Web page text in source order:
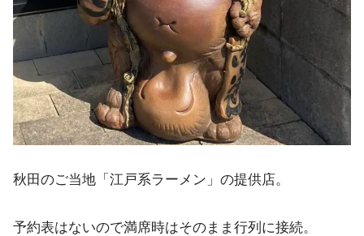
秋田のご当地「江戸系ラーメン」の提供店。
予約表はないので満席時はそのまま行列に接続。